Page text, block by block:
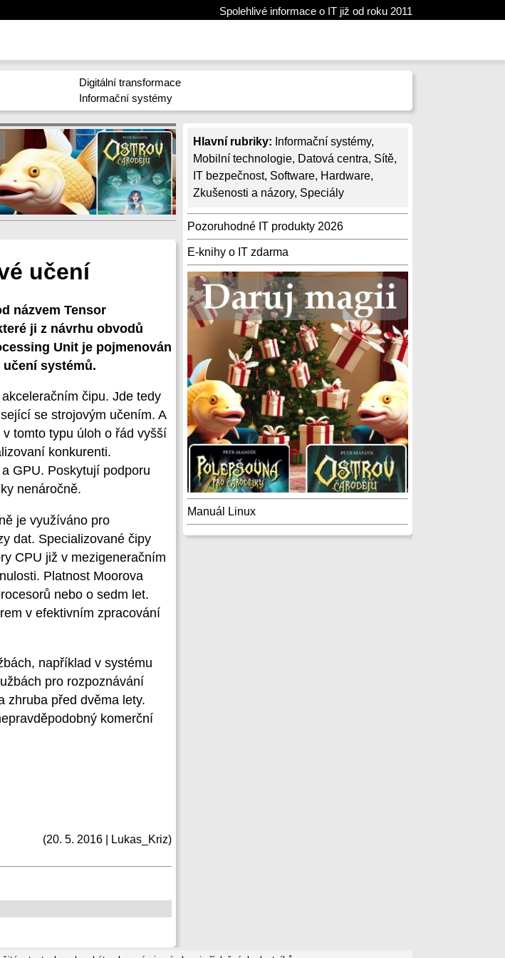
Spolehlivé informace o IT již od roku 2011
Digitální transformace
Informační systémy
Hlavní rubriky: Informační systémy,
Mobilní technologie, Datová centra, Sítě,
IT bezpečnost, Software, Hardware,
Zkušenosti a názory, Speciály
Pozoruhodné IT produkty 2026
E-knihy o IT zdarma
Manuál Linux
učení
názvem Tensor
ji z návrhu obvodů
Unit je pojmenován
systémů.
čipu. Jde tedy
se strojovým učením. A
tomto typu úloh o řád vyšší
konkurenti.
GPU. Poskytují podporu
nenáročně.
je využíváno pro
dat. Specializované čipy
CPU již v mezigeneračním
Platnost Moorova
nebo o sedm let.
v efektivním zpracování
například v systému
pro rozpoznávání
zhruba před dvěma lety.
komerční
(20. 5. 2016 | Lukas_Kriz)